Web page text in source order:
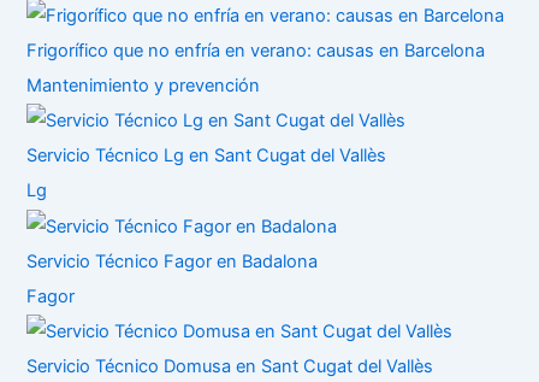
Frigorífico que no enfría en verano: causas en Barcelona
Mantenimiento y prevención
Servicio Técnico Lg en Sant Cugat del Vallès
Lg
Servicio Técnico Fagor en Badalona
Fagor
Servicio Técnico Domusa en Sant Cugat del Vallès